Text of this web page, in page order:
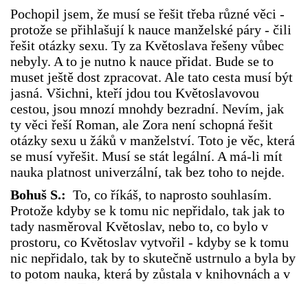
Pochopil jsem, že musí se řešit třeba různé věci -
protože se přihlašují k nauce manželské páry - čili
řešit otázky sexu. Ty za Květoslava řešeny vůbec
nebyly. A to je nutno k nauce přidat. Bude se to
muset ještě dost zpracovat. Ale tato cesta musí být
jasná. Všichni, kteří jdou tou Květoslavovou
cestou, jsou mnozí mnohdy bezradní. Nevím, jak
ty věci řeší Roman, ale Zora není schopná řešit
otázky sexu u žáků v manželství. Toto je věc, která
se musí vyřešit. Musí se stát legální. A má-li mít
nauka platnost univerzální, tak bez toho to nejde.
Bohuš S.: To, co říkáš, to naprosto souhlasím.
Protože kdyby se k tomu nic nepřidalo, tak jak to
tady nasměroval Květoslav, nebo to, co bylo v
prostoru, co Květoslav vytvořil - kdyby se k tomu
nic nepřidalo, tak by to skutečně ustrnulo a byla by
to potom nauka, která by zůstala v knihovnách a v